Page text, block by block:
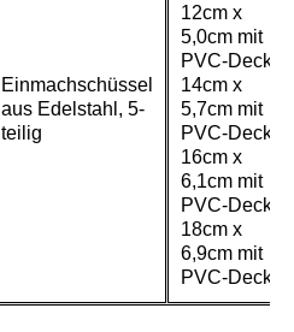
Einmachschüssel
aus Edelstahl, 5-
teilig
12cm x
5,0cm mit
PVC-Deckel
14cm x
5,7cm mit
PVC-Deckel
16cm x
6,1cm mit
PVC-Deckel
18cm x
6,9cm mit
PVC-Deckel